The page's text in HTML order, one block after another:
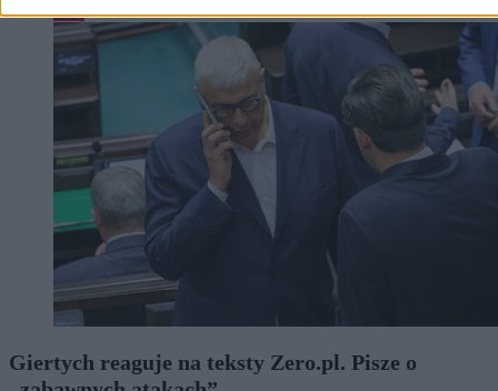
Kraj
Giertych reaguje na teksty Zero.pl. Pisze o